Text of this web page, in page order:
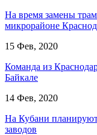
На время замены
микрорайоне
15 Фев, 2020
Команда из
Байкале
14 Фев, 2020
На Кубани
заводов